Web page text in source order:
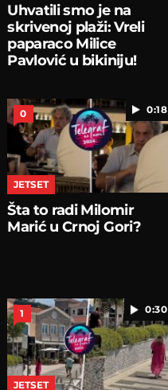
Uhvatili smo je na
skrivenoj plaži: Vreli
paparaco Milice
Pavlović u bikiniju!
0:18
0
JETSET
Šta to radi Milomir
Marić u Crnoj Gori?
0:30
1
JETSET